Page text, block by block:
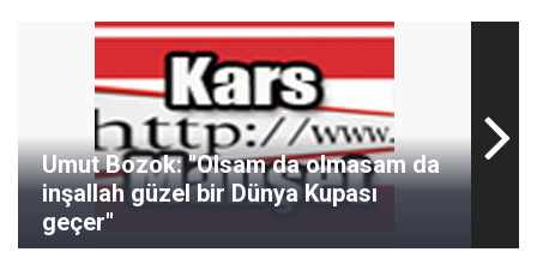
Umut Bozok: "Olsam da olmasam da
inşallah güzel bir Dünya Kupası
geçer"